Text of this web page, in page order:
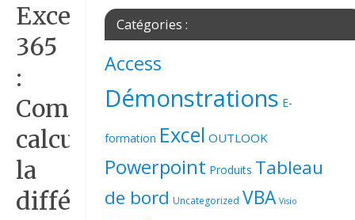
Excel
365
:
Comment
calculer
la
différence
Catégories :
Access
Démonstrations E-
formation Excel OUTLOOK
Powerpoint Produits Tableau
de bord Uncategorized VBA Visio